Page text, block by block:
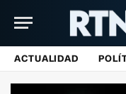
ACTUALIDAD